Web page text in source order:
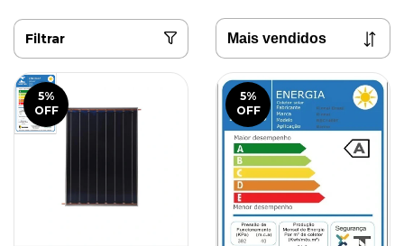
Filtrar
5%
OFF
5%
OFF